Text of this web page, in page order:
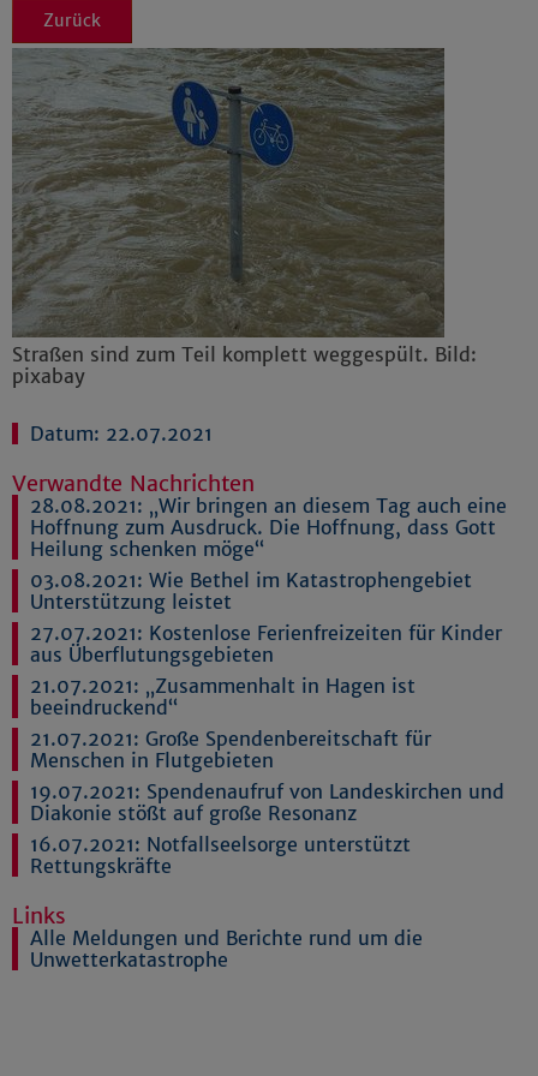
Zurück
Straßen sind zum Teil komplett weggespült. Bild:
pixabay
Datum: 22.07.2021
Verwandte Nachrichten
28.08.2021: „Wir bringen an diesem Tag auch eine
Hoffnung zum Ausdruck. Die Hoffnung, dass Gott
Heilung schenken möge“
03.08.2021: Wie Bethel im Katastrophengebiet
Unterstützung leistet
27.07.2021: Kostenlose Ferienfreizeiten für Kinder
aus Überflutungsgebieten
21.07.2021: „Zusammenhalt in Hagen ist
beeindruckend“
21.07.2021: Große Spendenbereitschaft für
Menschen in Flutgebieten
19.07.2021: Spendenaufruf von Landeskirchen und
Diakonie stößt auf große Resonanz
16.07.2021: Notfallseelsorge unterstützt
Rettungskräfte
Links
Alle Meldungen und Berichte rund um die
Unwetterkatastrophe